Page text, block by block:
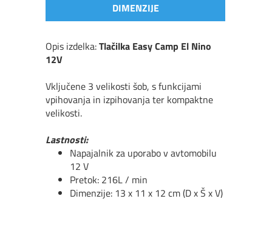
DIMENZIJE
Opis izdelka:Tlačilka Easy Camp El Nino
12V
Vključene 3 velikosti šob, s funkcijami
vpihovanja in izpihovanja ter kompaktne
velikosti.
Lastnosti:
Napajalnik za uporabo v avtomobilu
12 V
Pretok: 216L / min
Dimenzije: 13 x 11 x 12 cm (D xŠ x V)